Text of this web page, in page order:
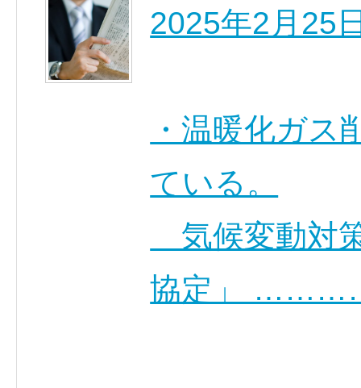
2025年2月25
・温暖化ガス
ている。
気候変動対
協定」